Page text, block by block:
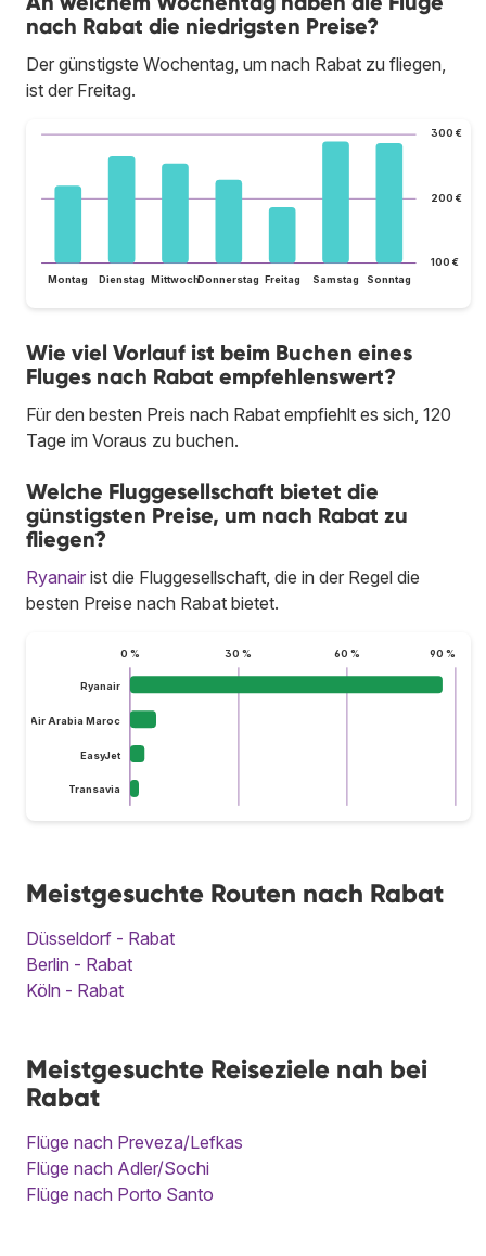
nach Rabat die niedrigsten Preise?
Der günstigste Wochentag, um nach Rabat zu fliegen,
ist der Freitag.
100 €
200 €
300 €
Montag Dienstag MittwochDonnerstag Freitag Samstag Sonntag
Wie viel Vorlauf ist beim Buchen eines
Fluges nach Rabat empfehlenswert?
Für den besten Preis nach Rabat empfiehlt es sich, 120
Tage im Voraus zu buchen.
Welche Fluggesellschaft bietet die
günstigsten Preise, um nach Rabat zu
fliegen?
Ryanair ist die Fluggesellschaft, die in der Regel die
besten Preise nach Rabat bietet.
0 % 30 % 60 % 90 %
Ryanair
Air Arabia Maroc
EasyJet
Transavia
Meistgesuchte Routen nach Rabat
Düsseldorf - Rabat
Berlin - Rabat
Köln - Rabat
Meistgesuchte Reiseziele nah bei
Rabat
Flüge nach Preveza/Lefkas
Flüge nach Adler/Sochi
Flüge nach Porto Santo